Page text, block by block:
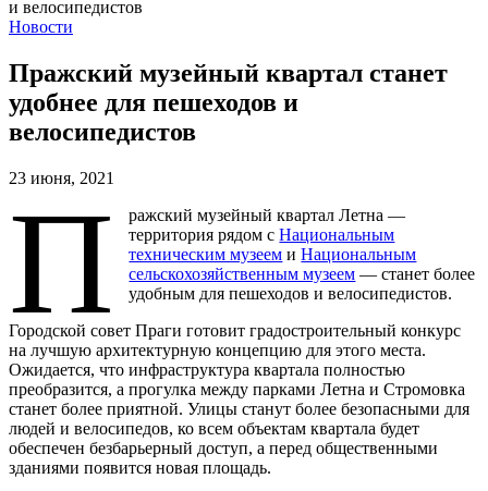
Новости
Пражский музейный квартал станет
удобнее для пешеходов и
велосипедистов
23 июня, 2021
П
ражский музейный квартал Летна —
территория рядом сНациональным
техническим музеем иНациональным
сельскохозяйственным музеем — станет более
удобным для пешеходов и велосипедистов.
Городской совет Праги готовит градостроительный конкурс
на лучшую архитектурную концепцию для этого места.
Ожидается, что инфраструктура квартала полностью
преобразится, а прогулка между парками Летна и Стромовка
станет более приятной. Улицы станут более безопасными для
людей и велосипедов, ко всем объектам квартала будет
обеспечен безбарьерный доступ, а перед общественными
зданиями появится новая площадь.